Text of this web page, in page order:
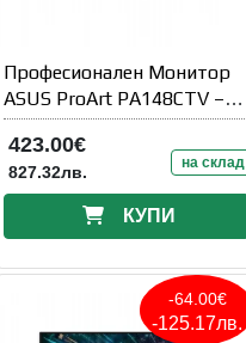
Професионален Монитор
ASUS ProArt PA148CTV –
14"
423.00€
827.32лв. на склад
КУПИ
-64.00€
-125.17лв.